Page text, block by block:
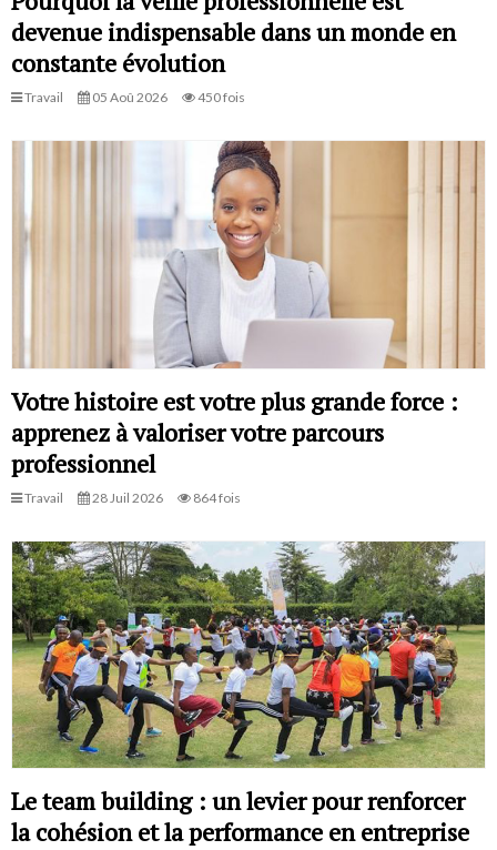
devenue indispensable dans un monde en
constante évolution
Travail 05 Aoû 2026 450 fois
Votre histoire est votre plus grande force :
apprenez à valoriser votre parcours
professionnel
Travail 28 Juil 2026 864 fois
Le team building : un levier pour renforcer
la cohésion et la performance en entreprise